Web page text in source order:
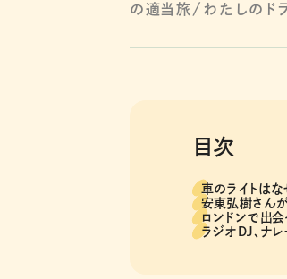
の適当旅/わたしのド
目次
車のライトは
安東弘樹さん
ロンドンで出
ラジオDJ、ナ